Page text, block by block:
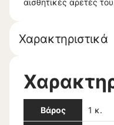
αισθητικές αρετές
Χαρακτηριστικά
Βάρος 1 κ.